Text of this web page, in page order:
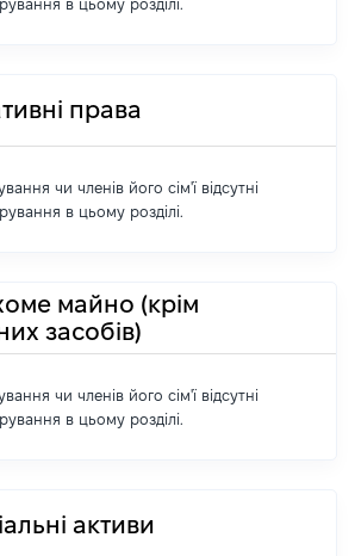
в цьому розділі.
права
чи членів його сім'ї відсутні
в цьому розділі.
майно (крім
засобів)
чи членів його сім'ї відсутні
в цьому розділі.
активи